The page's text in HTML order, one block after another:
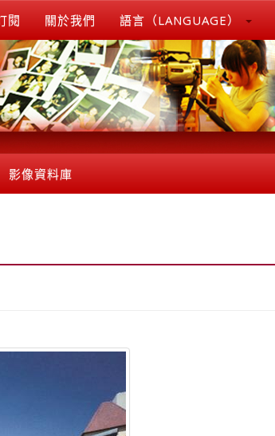
閱 關於我們 語言（LANGUAGE）
影像資料庫